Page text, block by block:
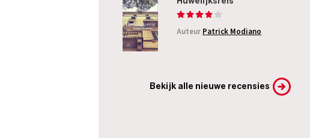
Auteur Patrick Modiano
Bekijk alle nieuwe recensies